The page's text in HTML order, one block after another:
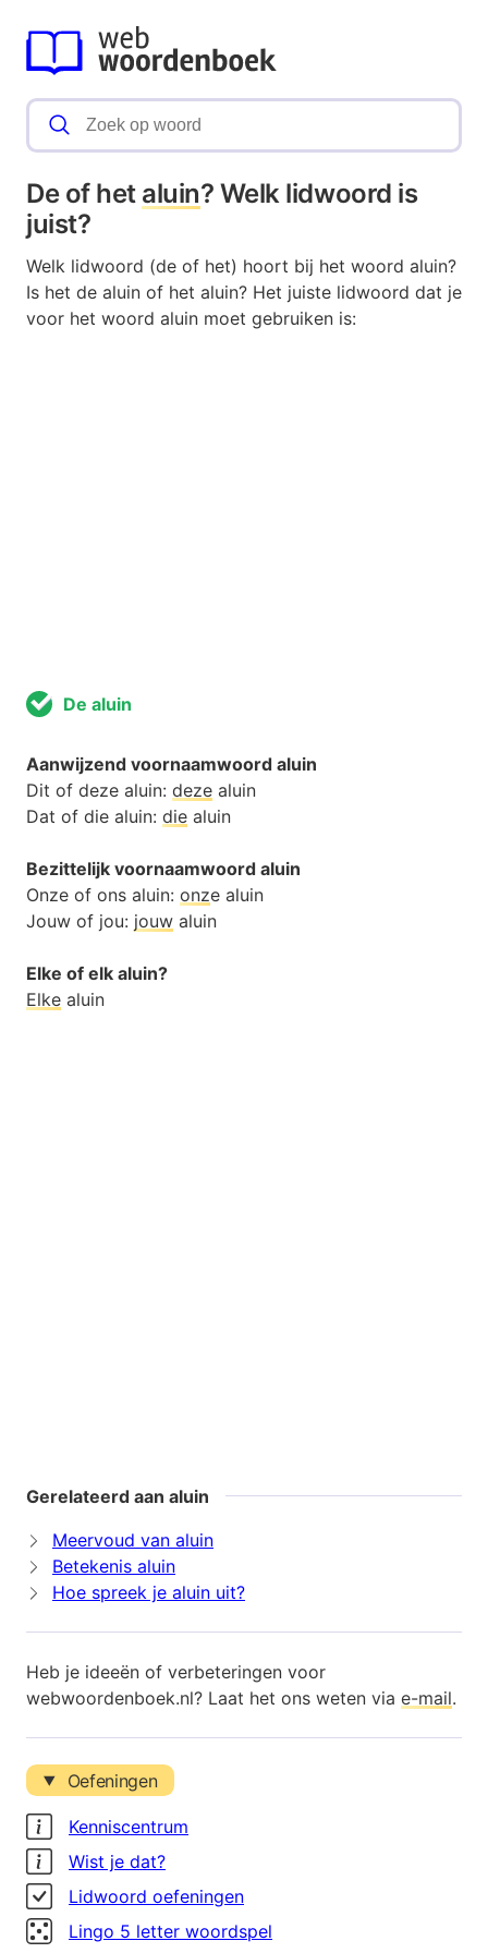
De of het aluin? Welk lidwoord is
juist?
Welk lidwoord (de of het) hoort bij het woord aluin?
Is het de aluin of het aluin? Het juiste lidwoord dat je
voor het woord aluin moet gebruiken is:
De aluin
Aanwijzend voornaamwoord aluin
Dit of deze aluin: deze aluin
Dat of die aluin: die aluin
Bezittelijk voornaamwoord aluin
Onze of ons aluin: onze aluin
Jouw of jou: jouw aluin
Elke of elk aluin?
Elke aluin
Gerelateerd aan aluin
Meervoud van aluin
Betekenis aluin
Hoe spreek je aluin uit?
Heb je ideeën of verbeteringen voor
webwoordenboek.nl? Laat het ons weten via e-mail.
Oefeningen
Kenniscentrum
Wist je dat?
Lidwoord oefeningen
Lingo 5 letter woordspel